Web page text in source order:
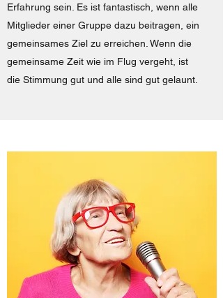
Erfahrung sein. Es ist fantastisch, wenn alle
Mitglieder einer Gruppe dazu beitragen, ein
gemeinsames Ziel zu erreichen. Wenn die
gemeinsame Zeit wie im Flug vergeht, ist
die Stimmung gut und alle sind gut gelaunt.